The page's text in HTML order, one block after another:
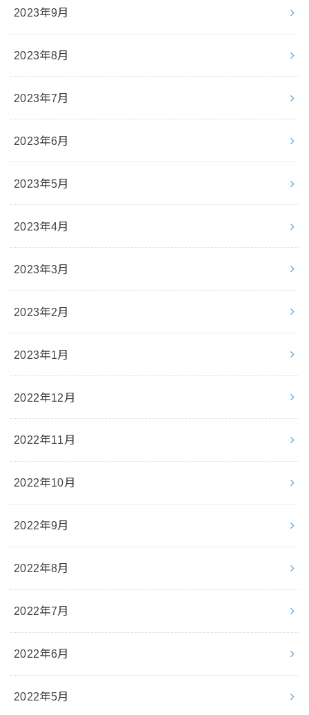
2023年9月
2023年8月
2023年7月
2023年6月
2023年5月
2023年4月
2023年3月
2023年2月
2023年1月
2022年12月
2022年11月
2022年10月
2022年9月
2022年8月
2022年7月
2022年6月
2022年5月